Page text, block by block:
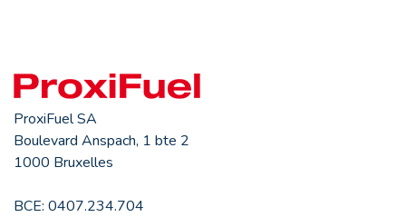
ProxiFuel SA
Boulevard Anspach, 1 bte 2
1000 Bruxelles
BCE: 0407.234.704